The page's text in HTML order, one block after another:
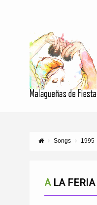
Songs 1995
A LA